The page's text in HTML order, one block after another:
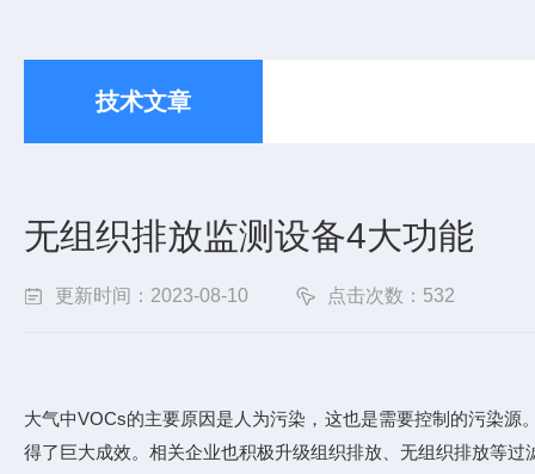
技术文章
无组织排放监测设备4大功能
更新时间：2023-08-10 点击次数：532
大气中VOCs的主要原因是人为污染，这也是需要控制的污染
得了巨大成效。相关企业也积极升级组织排放、无组织排放等